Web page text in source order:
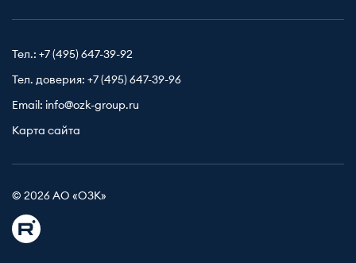
© 2026 АО «ОЗК»
Тел.: +7 (495) 647-39-92
Тел. доверия: +7 (495) 647-39-96
Email: info@ozk-group.ru
Карта сайта